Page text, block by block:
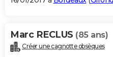
Marc RECLUS (85 ans)
Créer une cagnotte obsèques